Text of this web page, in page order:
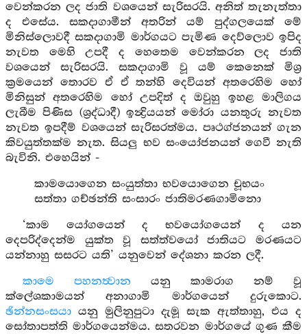
වෙන්කරන ලද ජාති වශයෙන් සැරිසරයි. අනිත් තැනැත්තා
ද එසේය. සකදාගාමීන් අතරින් යම් පුද්ගලයෙක් මේ
මිනිස්ලොවදී සකදාගාමි මාර්ගයට පැමිණ දෙව්ලොව ඉපිද
නැවත මෙහි උපදී ද හෙතෙම වෙන්කරන ලද ජාති
වශයෙන් සැරිසරයි. සකදාගාමි වූ යම් කෙනෙක් මිශ්‍ර
ක්‍රමයෙන් තොරව ඒ ඒ තන්හි දෙවියන් අතරෙහිම හෝ
මිනිසුන් අතරෙහිම හෝ උපදිත් ද ඔවුහු ඉහළ මාලිගය
ලැබීම පිණිස (ශ්‍රද්ධාදී) ඉන්‍ද්‍රියයන් මෝරා යනතුරු නැවත
නැවත ඉපදීම් වශයෙන් සැරිසරත්මය. පෘථග්ජනයන් ගැන
කිවයුත්තක්ම නැත. සියලු භව සංයෝජනයන් ගෙවී නැති
බැවිනි. එහෙයින් -
කාමයොගෙන සංයුත්තා භවයොගෙන චූභයං
සත්තා ගච්ඡන්ති සංසාරං ජාතිමරණගාමිනො
‘කාම යෝගයෙන් ද භවයෝගයෙන් ද යන
දෙපරිද්දෙන්ම යුක්ත වූ සත්ත්වයෝ ජාතියට මරණයට
යන්නාහු සසරට යති’ යනුවෙන් දේශනා කරන ලදී.
කාමෙ පහනත්‍වාන යනු කාමරාග නම් වූ
ක්ලේශකාමයන් අනාගාමි මාර්ගයෙන් දුරුකොට.
ඡින්නසංසයා යනු මුලිනුපුටා දැමූ සැක ඇත්තාහු, එය ද
සෝතාපත්ති මාර්ගයෙන්මය. සතරවන මාර්ගයේ ගුණ කීම